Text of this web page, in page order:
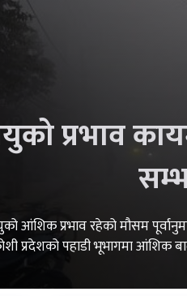
प्रभाव
आंशिक प्रभाव रहेको मौसम
प्रदेशको पहाडी भूभागमा आंशिक